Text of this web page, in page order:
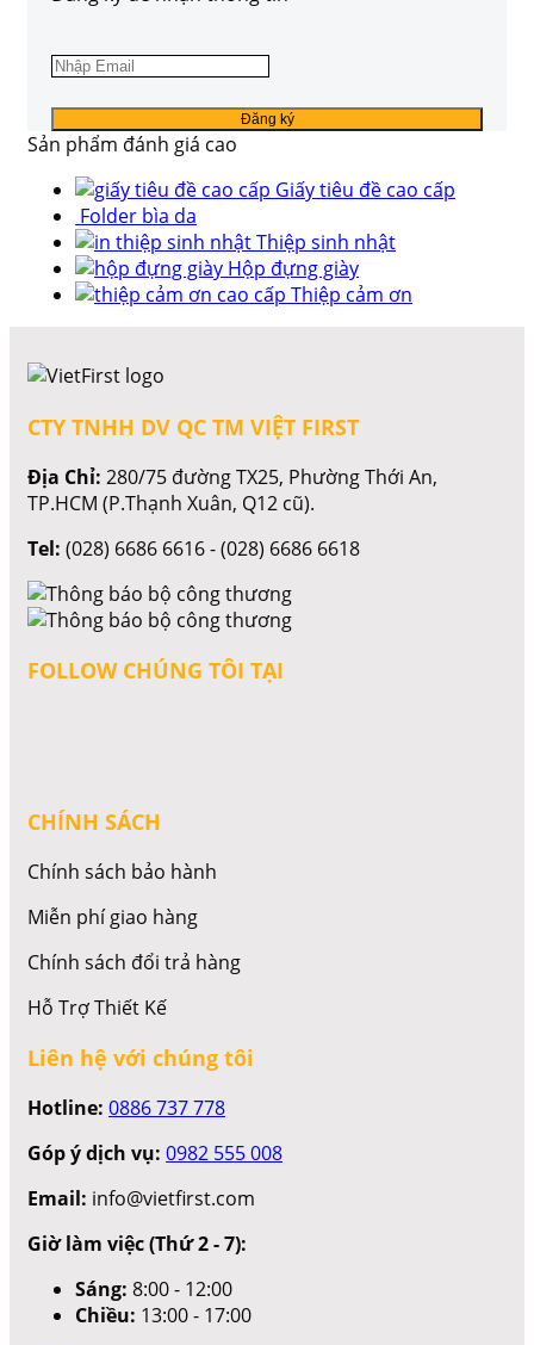
Sản phẩm đánh giá cao
Giấy tiêu đề cao cấp
Folder bìa da
Thiệp sinh nhật
Hộp đựng giày
Thiệp cảm ơn
CTY TNHH DV QC TM VIỆT FIRST
Địa Chỉ: 280/75 đường TX25, Phường Thới An,
TP.HCM (P.Thạnh Xuân, Q12 cũ).
Tel: (028) 6686 6616 - (028) 6686 6618
FOLLOW CHÚNG TÔI TẠI
CHÍNH SÁCH
Chính sách bảo hành
Miễn phí giao hàng
Chính sách đổi trả hàng
Hỗ Trợ Thiết Kế
Liên hệ với chúng tôi
Hotline: 0886 737 778
Góp ý dịch vụ: 0982 555 008
Email: info@vietfirst.com
Giờ làm việc (Thứ 2 - 7):
Sáng: 8:00 - 12:00
Chiều: 13:00 - 17:00